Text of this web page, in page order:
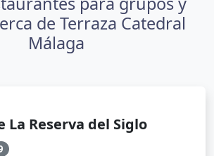
de Terraza Catedral
Málaga
La Reserva del Siglo